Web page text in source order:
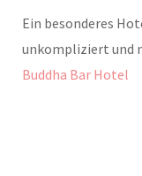
Ein besonderes
unkompliziert und
Buddha Bar Hotel